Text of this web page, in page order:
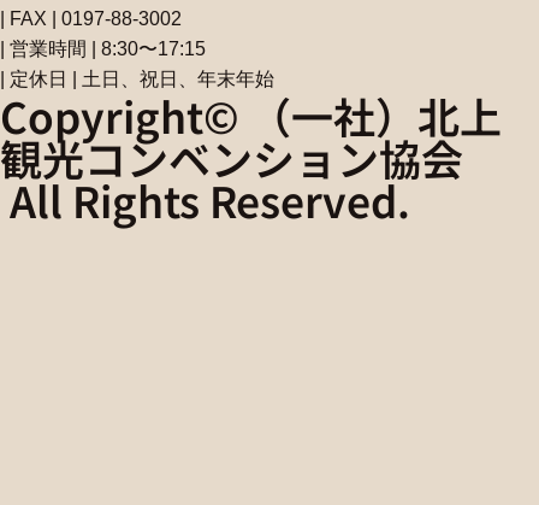
| FAX | 0197-88-3002
| 営業時間 | 8:30〜17:15
| 定休日 | 土日、祝日、年末年始
Copyright© （一社）北上
観光コンベンション協会
All Rights Reserved.